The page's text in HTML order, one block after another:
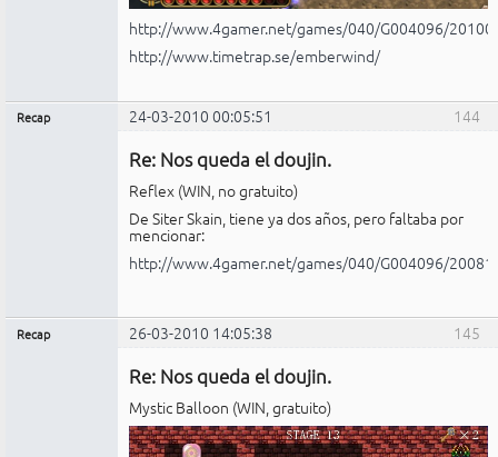
http://www.4gamer.net/games/040/G004096/
http://www.timetrap.se/emberwind/
144
Recap 24-03-2010 00:05:51
Re: Nos queda el doujin.
Reflex (WIN, no gratuito)
De Siter Skain, tiene ya dos años, pero faltaba por
mencionar:
http://www.4gamer.net/games/040/G004096/
145
Recap 26-03-2010 14:05:38
Re: Nos queda el doujin.
Mystic Balloon (WIN, gratuito)